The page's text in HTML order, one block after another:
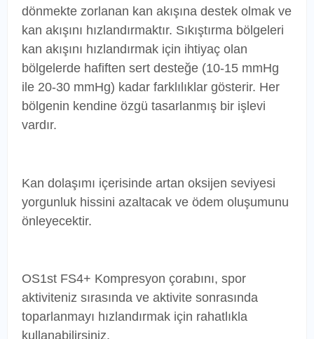
dönmekte zorlanan kan akışına destek olmak ve
kan akışını hızlandırmaktır. Sıkıştırma bölgeleri
kan akışını hızlandırmak için ihtiyaç olan
bölgelerde hafiften sert desteğe (10-15 mmHg
ile 20-30 mmHg) kadar farklılıklar gösterir. Her
bölgenin kendine özgü tasarlanmış bir işlevi
vardır.
Kan dolaşımı içerisinde artan oksijen seviyesi
yorgunluk hissini azaltacak ve ödem oluşumunu
önleyecektir.
OS1st FS4+ Kompresyon çorabını, spor
aktiviteniz sırasında ve aktivite sonrasında
toparlanmayı hızlandırmak için rahatlıkla
kullanabilirsiniz.